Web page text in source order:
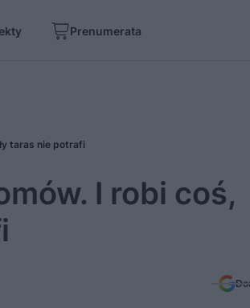
Prenumerata
taras nie potrafi
I robi coś,